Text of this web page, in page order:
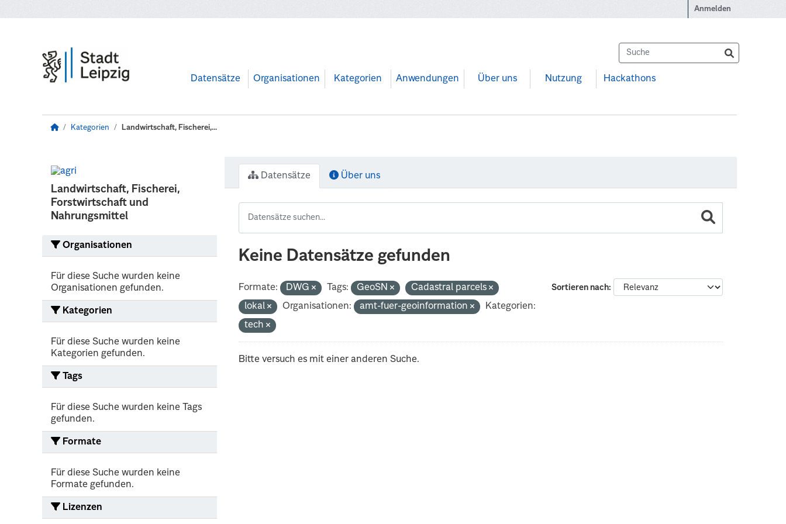
Anmelden
Datensätze Organisationen Kategorien Anwendungen Über uns Nutzung Hackathons
Kategorien Landwirtschaft, Fischerei,...
Landwirtschaft, Fischerei,
Forstwirtschaft und
Nahrungsmittel
Organisationen
Für diese Suche wurden keine
Organisationen gefunden.
Kategorien
Für diese Suche wurden keine
Kategorien gefunden.
Tags
Für diese Suche wurden keine Tags
gefunden.
Formate
Für diese Suche wurden keine
Formate gefunden.
Lizenzen
Datensätze Über uns
Keine Datensätze gefunden
Sortieren nach
Formate: DWG Tags: GeoSN
Cadastral parcels
lokal
Organisationen: amt-fuer-geoinformation
Kategorien:
tech
Bitte versuch es mit einer anderen Suche.